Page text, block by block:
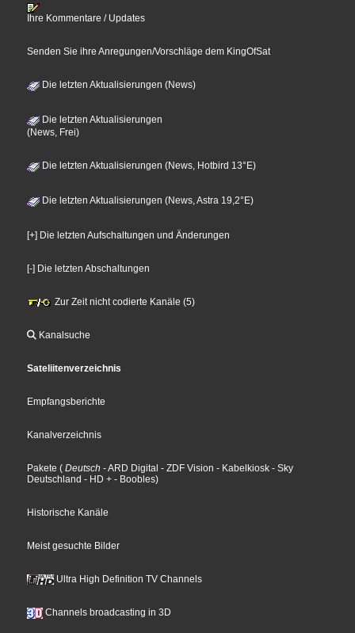
Ihre Kommentare / Updates
Senden Sie ihre Anregungen/Vorschläge dem KingOfSat
Die letzten Aktualisierungen (News)
Die letzten Aktualisierungen
(News, Frei)
Die letzten Aktualisierungen (News, Hotbird 13°E)
Die letzten Aktualisierungen (News, Astra 19,2°E)
[+] Die letzten Aufschaltungen und Änderungen
[-] Die letzten Abschaltungen
Zur Zeit nicht codierte Kanäle (5)
Kanalsuche
Sateliitenverzeichnis
Empfangsberichte
Kanalverzeichnis
Pakete ( Deutsch - ARD Digital - ZDF Vision - Kabelkiosk - Sky
Deutschland - HD + - Boobles)
Historische Kanäle
Meist gesuchte Bilder
Ultra High Definition TV Channels
Channels broadcasting in 3D